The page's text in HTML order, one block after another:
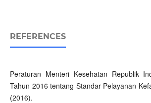
REFERENCES
Peraturan Menteri Kesehatan Republik
Tahun 2016 tentang Standar Pelayanan
(2016).